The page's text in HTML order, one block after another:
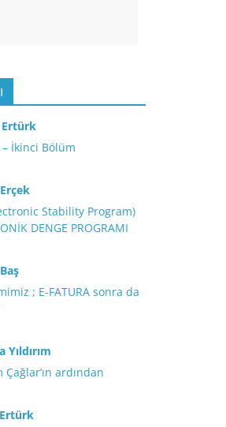
İkinci Bölüm
Stability Program)
DENGE PROGRAMI
; E-FATURA sonra da
Yıldırım
ardından